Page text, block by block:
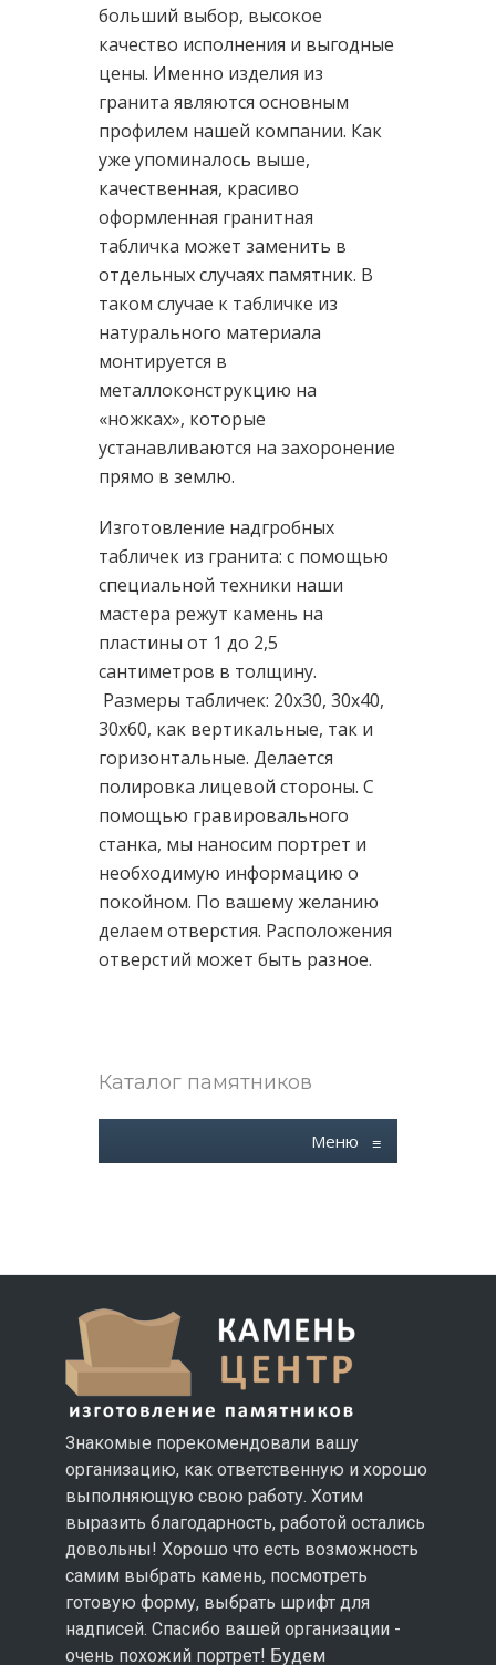
больший выбор, высокое
качество исполнения и выгодные
цены. Именно изделия из
гранита являются основным
профилем нашей компании. Как
уже упоминалось выше,
качественная, красиво
оформленная гранитная
табличка может заменить в
отдельных случаях памятник. В
таком случае к табличке из
натурального материала
монтируется в
металлоконструкцию на
«ножках», которые
устанавливаются на захоронение
прямо в землю.
Изготовление надгробных
табличек из гранита: с помощью
специальной техники наши
мастера режут камень на
пластины от 1 до 2,5
сантиметров в толщину.
Размеры табличек: 20х30, 30х40,
30х60, как вертикальные, так и
горизонтальные. Делается
полировка лицевой стороны. С
помощью гравировального
станка, мы наносим портрет и
необходимую информацию о
покойном. По вашему желанию
делаем отверстия. Расположения
отверстий может быть разное.
Каталог памятников
Меню ≡
Знакомые порекомендовали вашу
организацию, как ответственную и хорошо
выполняющую свою работу. Хотим
выразить благодарность, работой остались
довольны! Хорошо что есть возможность
самим выбрать камень, посмотреть
готовую форму, выбрать шрифт для
надписей. Спасибо вашей организации -
очень похожий портрет! Будем